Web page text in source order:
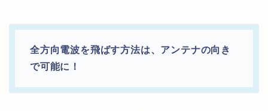
全方向電波を飛ばす方法は、アンテナの向き
で可能に！